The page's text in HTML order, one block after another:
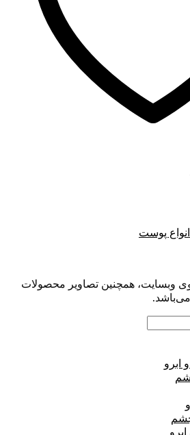
پوست
وبسایت، همچنین تصاویر محصولات
ابرو